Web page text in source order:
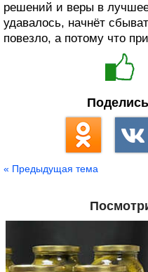
решений и веры в
удавалось, начнёт
повезло, а потому что
« Предыдущая тема